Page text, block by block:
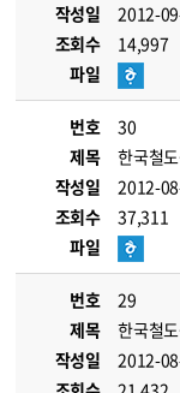
작성일
2012-
조회수
14,997
파일
번호
30
제목
한국철
작성일
2012-
조회수
37,311
파일
번호
29
제목
한국철
작성일
2012-